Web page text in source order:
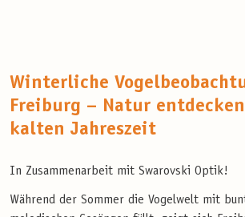
Winterliche
Freiburg – Natur
kalten Jahreszeit
In Zusammenarbeit mit Swarovski Optik!
Während der Sommer die Vogelwelt mit